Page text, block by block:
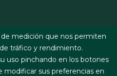
medición que nos permiten
tráfico y rendimiento.
uso pinchando en los botones
modificar sus preferencias en